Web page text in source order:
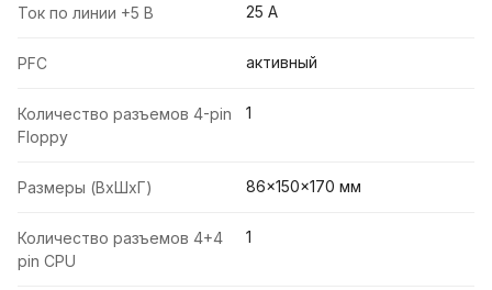
Ток по линии +5 В 25 A
PFC активный
Количество разъемов 4-pin
Floppy
1
Размеры (ВxШxГ) 86x150x170 мм
Количество разъемов 4+4
pin CPU
1